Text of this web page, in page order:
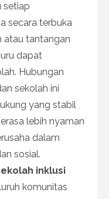
setiap
secara terbuka
atau tantangan
dapat
Hubungan
sekolah ini
yang stabil
lebih nyaman
dalam
sosial.
inklusi
komunitas